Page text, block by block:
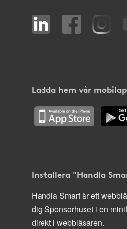
Ladda hem vår
Installera "Handla
Handla Smart är ett
dig Sponsorhuset i en
direkt i webbläsaren.